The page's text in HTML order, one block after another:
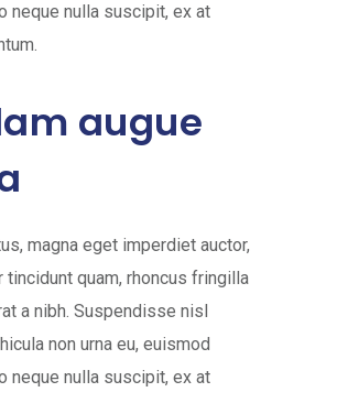
neque nulla suscipit, ex at
augue
magna eget imperdiet auctor,
tincidunt quam, rhoncus fringilla
a nibh. Suspendisse nisl
non urna eu, euismod
neque nulla suscipit, ex at